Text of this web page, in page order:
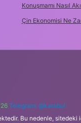
Konuşmamı Nasıl
Çin Ekonomisi Ne
Telegram: @karabul
Bu nedenle,